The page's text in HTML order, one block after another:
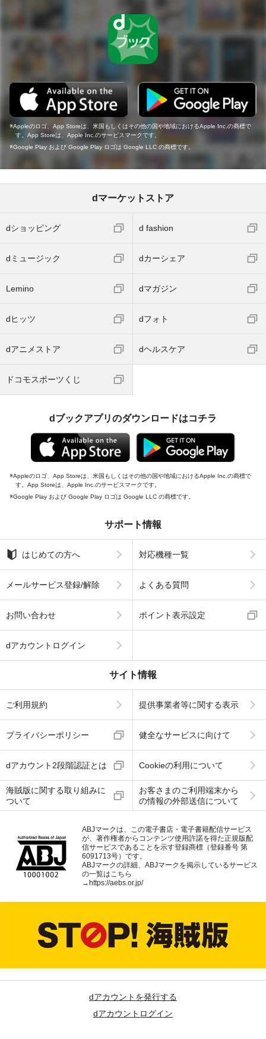
Appleのロゴ、App Storeは、米国もしくはその他の国や地域におけるApple Inc.の商標で
す。App Storeは、Apple Inc.のサービスマークです。
Google Play および Google Play ロゴは Google LLC の商標です。
dマーケットストア
dショッピング d fashion
dミュージック dカーシェア
Lemino dマガジン
dヒッツ dフォト
dアニメストア dヘルスケア
ドコモスポーツくじ
dブックアプリのダウンロードはコチラ
Appleのロゴ、App Storeは、米国もしくはその他の国や地域におけるApple Inc.の商標で
す。App Storeは、Apple Inc.のサービスマークです。
Google Play および Google Play ロゴは Google LLC の商標です。
サポート情報
はじめての方へ 対応機種一覧
メールサービス登録/解除 よくある質問
お問い合わせ ポイント表示設定
dアカウントログイン
サイト情報
ご利用規約 提供事業者等に関する表示
プライバシーポリシー 健全なサービスに向けて
dアカウント2段階認証とは Cookieの利用について
海賊版に関する取り組みに
ついて
お客さまのご利用端末から
の情報の外部送信について
ABJマークは、この電子書店・電子書籍配信サービス
が、著作権者からコンテンツ使用許諾を得た正規版配
信サービスであることを示す登録商標（登録番号 第
6091713号）です。
ABJマークの詳細、ABJマークを掲示しているサービス
の一覧はこちら
→ https://aebs.or.jp/
dアカウントを発行する
dアカウントログイン